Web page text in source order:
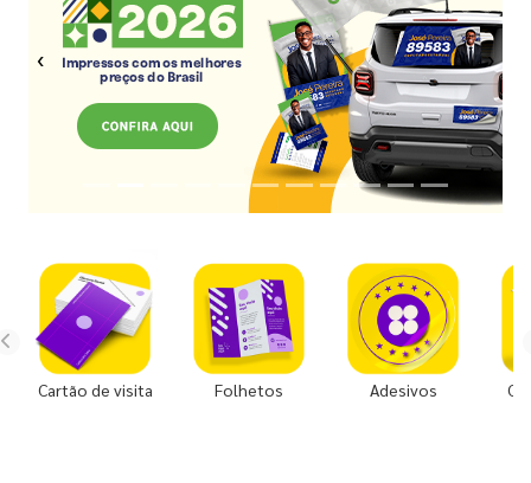
Previous Next
Cartão de visita Folhetos Adesivos